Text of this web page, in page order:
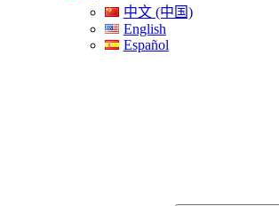
中文 (中国)
English
Español